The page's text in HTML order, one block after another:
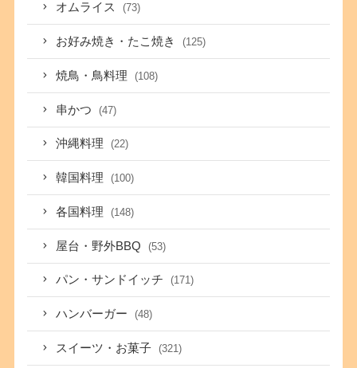
オムライス (73)
お好み焼き・たこ焼き (125)
焼鳥・鳥料理 (108)
串かつ (47)
沖縄料理 (22)
韓国料理 (100)
各国料理 (148)
屋台・野外BBQ (53)
パン・サンドイッチ (171)
ハンバーガー (48)
スイーツ・お菓子 (321)